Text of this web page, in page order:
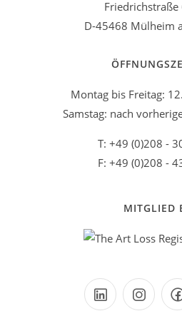
Friedrichstraße
D-45468 Mülheim
Montag bis Freitag:
Samstag: nach
T: +49 (0)208 -
F: +49 (0)208 -
MITGLIED